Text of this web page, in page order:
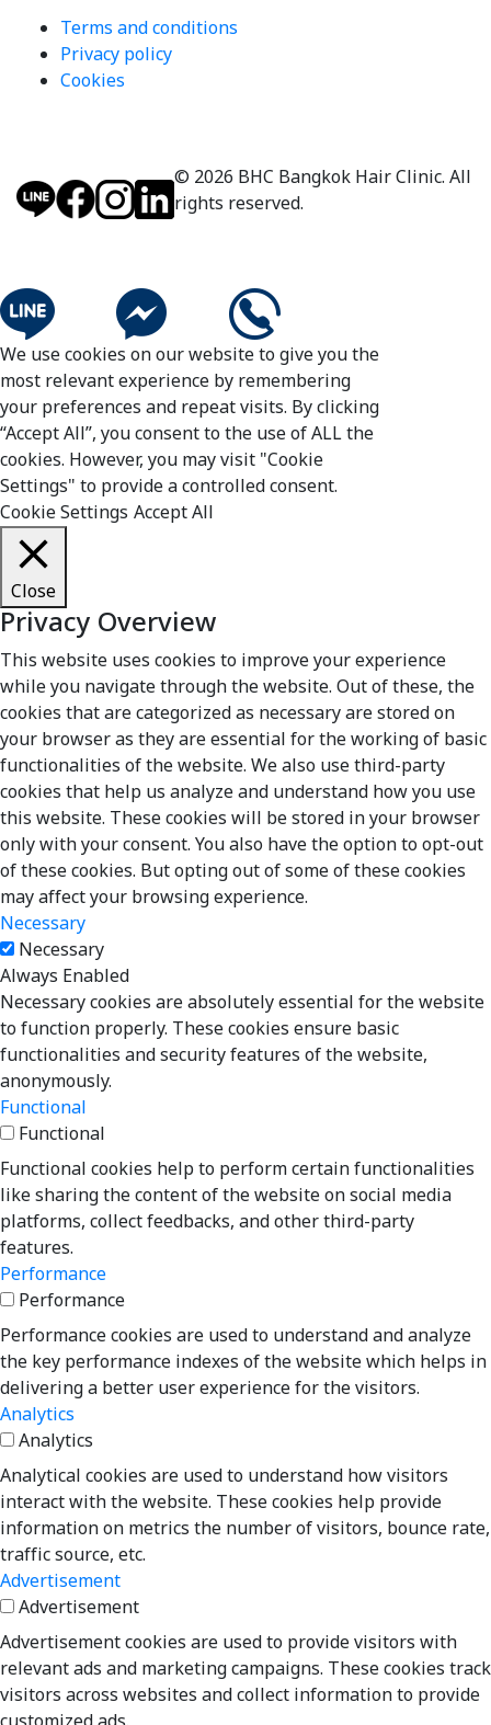
Terms and conditions
Privacy policy
Cookies
© 2026 BHC Bangkok Hair Clinic. All
rights reserved.
We use cookies on our website to give you the
most relevant experience by remembering
your preferences and repeat visits. By clicking
“Accept All”, you consent to the use of ALL the
cookies. However, you may visit "Cookie
Settings" to provide a controlled consent.
Cookie Settings Accept All
Close
Privacy Overview
This website uses cookies to improve your experience
while you navigate through the website. Out of these, the
cookies that are categorized as necessary are stored on
your browser as they are essential for the working of basic
functionalities of the website. We also use third-party
cookies that help us analyze and understand how you use
this website. These cookies will be stored in your browser
only with your consent. You also have the option to opt-out
of these cookies. But opting out of some of these cookies
may affect your browsing experience.
Necessary
Necessary
Always Enabled
Necessary cookies are absolutely essential for the website
to function properly. These cookies ensure basic
functionalities and security features of the website,
anonymously.
Functional
Functional
Functional cookies help to perform certain functionalities
like sharing the content of the website on social media
platforms, collect feedbacks, and other third-party
features.
Performance
Performance
Performance cookies are used to understand and analyze
the key performance indexes of the website which helps in
delivering a better user experience for the visitors.
Analytics
Analytics
Analytical cookies are used to understand how visitors
interact with the website. These cookies help provide
information on metrics the number of visitors, bounce rate,
traffic source, etc.
Advertisement
Advertisement
Advertisement cookies are used to provide visitors with
relevant ads and marketing campaigns. These cookies track
visitors across websites and collect information to provide